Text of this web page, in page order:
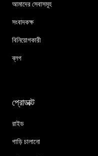
আমাদের সেবাসমূহ
সংবাদকক্ষ
বিনিয়োগকারী
ব্লগ
প্রোডাক্ট
রাইড
গাড়ি চালানো